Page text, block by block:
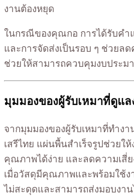
งานต้องหยุด
ในกรณีของคุณกอ การได้รับค
และการจัดส่งเป็นรอบ ๆ ช่วยลด
ช่วยให้สามารถควบคุมงบประ
มุมมองของผู้รับเหมาที่ดูแล
จากมุมมองของผู้รับเหมาที่ทำง
เสรีไทย แผ่นพื้นสำเร็จรูปช่วยใ
คุณภาพได้ง่าย และลดความเสี่
เมื่อวัสดุมีคุณภาพและพร้อมใช้ง
ไม่สะดุดและสามารถส่งมอบงา